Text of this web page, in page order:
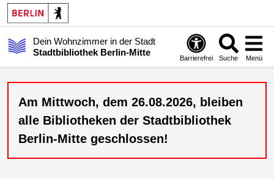
Dein Wohnzimmer in der Stadt
Stadtbibliothek Berlin-Mitte
Barrierefrei Suche Menü
Am Mittwoch, dem 26.08.2026, bleiben
alle Bibliotheken der Stadtbibliothek
Berlin-Mitte geschlossen!